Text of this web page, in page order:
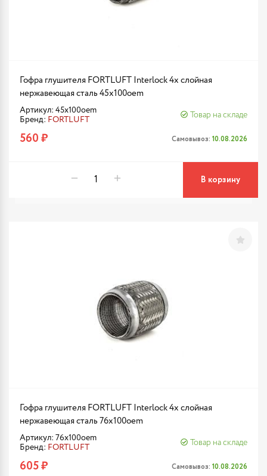
Гофра глушителя FORTLUFT Interlock 4х слойная
нержавеющая сталь 45x100oem
Артикул: 45x100oem
Бренд: FORTLUFT
Товар на складе
560 ₽ Самовывоз: 10.08.2026
В корзину
Гофра глушителя FORTLUFT Interlock 4х слойная
нержавеющая сталь 76x100oem
Артикул: 76x100oem
Бренд: FORTLUFT
Товар на складе
605 ₽ Самовывоз: 10.08.2026